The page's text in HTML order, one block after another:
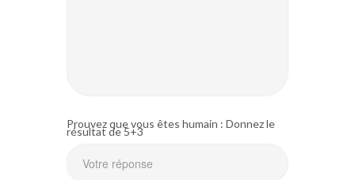
Prouvez que vous êtes humain : Donnez le
résultat de 5+3